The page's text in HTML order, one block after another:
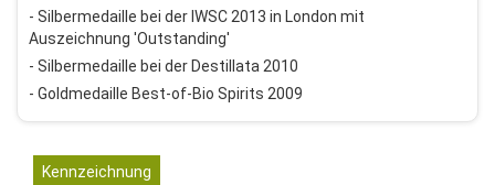
- Silbermedaille bei der IWSC 2013 in London mit
Auszeichnung 'Outstanding'
- Silbermedaille bei der Destillata 2010
- Goldmedaille Best-of-Bio Spirits 2009
Kennzeichnung